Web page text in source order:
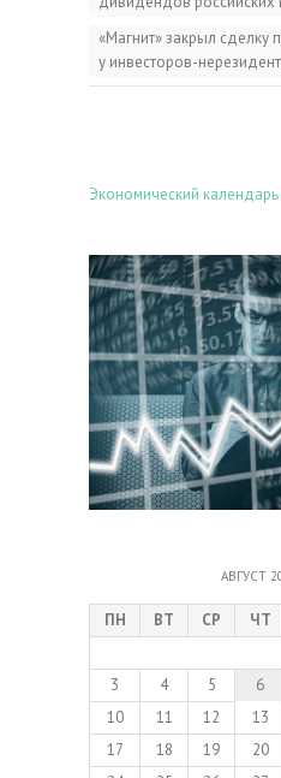
«Магнит» закрыл сделку
у инвесторов-
Экономический
АВГУСТ
ПН ВТ СР ЧТ
3
4 5 6
10
11 12 13
17
18 19 20